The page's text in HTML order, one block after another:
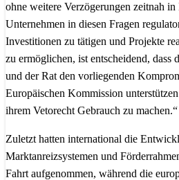
ohne weitere Verzögerungen zeitnah
Unternehmen in diesen Fragen
Investitionen zu tätigen und Projekte
zu ermöglichen, ist entscheidend, dass
und der Rat den vorliegenden
Europäischen Kommission
ihrem Vetorecht Gebrauch zu machen.“
Zuletzt hatten international die
Marktanreizsystemen und
Fahrt aufgenommen, während die